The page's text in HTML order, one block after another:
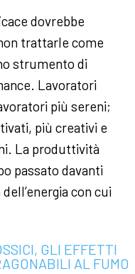
dovrebbe
trattarle come
strumento di
Lavoratori
più sereni;
più creativi e
La produttività
passato davanti
con cui
GLI EFFETTI
AL FUMO